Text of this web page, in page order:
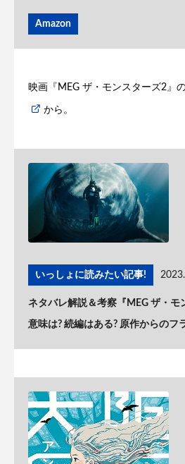
Amazon
映画『MEG ザ・モンスターズ2』
から。
いっしょに読みたい記事!
ネタバレ解説＆考察『MEG ザ・モ
意味は? 続編はある? 原作からのフ